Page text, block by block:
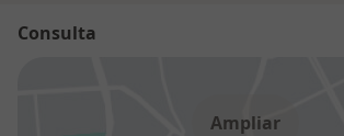
Consulta
Ampliar